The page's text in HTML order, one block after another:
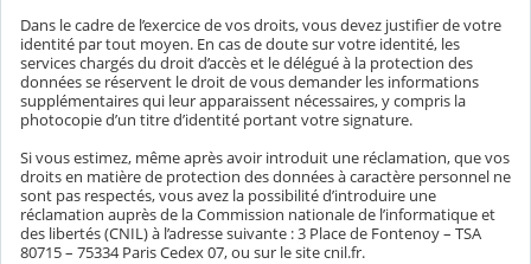
Dans le cadre de l’exercice de vos droits, vous devez justifier de votre
identité par tout moyen. En cas de doute sur votre identité, les
services chargés du droit d’accès et le délégué à la protection des
données se réservent le droit de vous demander les informations
supplémentaires qui leur apparaissent nécessaires, y compris la
photocopie d’un titre d’identité portant votre signature.
Si vous estimez, même après avoir introduit une réclamation, que vos
droits en matière de protection des données à caractère personnel ne
sont pas respectés, vous avez la possibilité d’introduire une
réclamation auprès de la Commission nationale de l’informatique et
des libertés (CNIL) à l’adresse suivante : 3 Place de Fontenoy – TSA
80715 – 75334 Paris Cedex 07, ou sur le site cnil.fr.